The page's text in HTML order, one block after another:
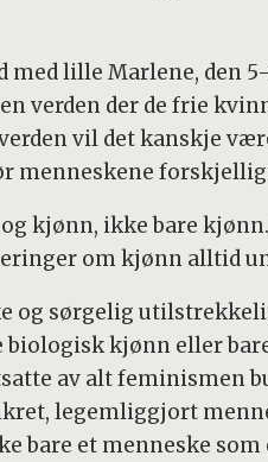
lille Marlene, den
verden der de frie
vil det kanskje
menneskene
kjønn, ikke bare
om kjønn alltid
og sørgelig
kjønn eller
av alt feminismen
legemliggjort
bare et menneske